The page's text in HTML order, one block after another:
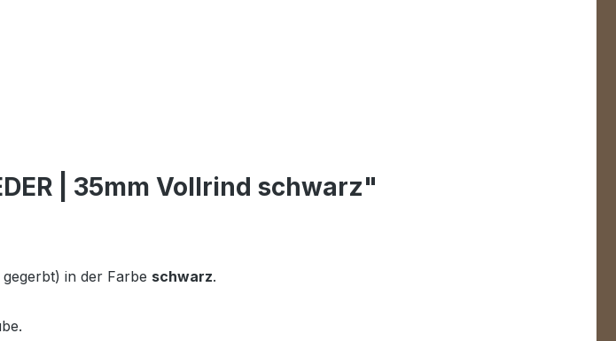
| 35mm Vollrind schwarz"
in der Farbe schwarz.